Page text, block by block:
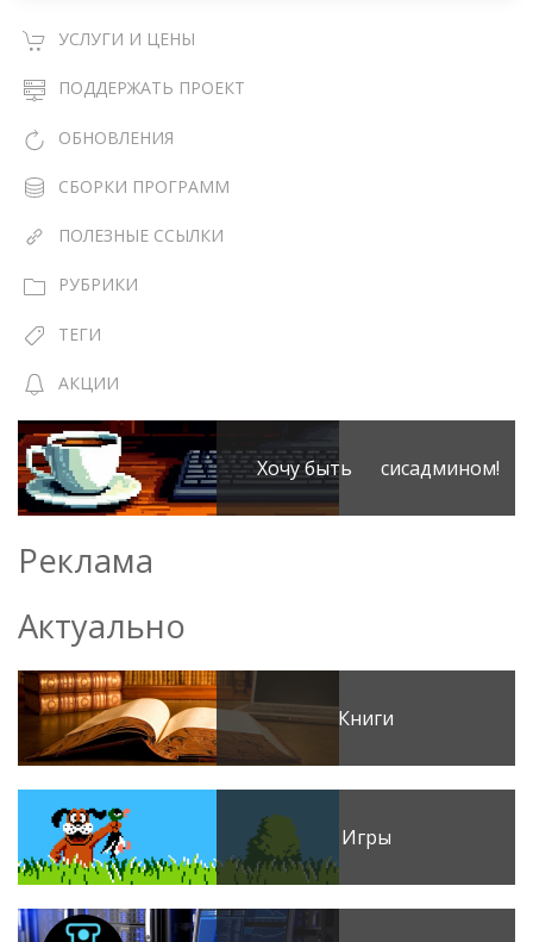
УСЛУГИ И ЦЕНЫ
ПОДДЕРЖАТЬ ПРОЕКТ
ОБНОВЛЕНИЯ
СБОРКИ ПРОГРАММ
ПОЛЕЗНЫЕ ССЫЛКИ
РУБРИКИ
ТЕГИ
АКЦИИ
Хочу быть сисадмином!
Реклама
Актуально
Книги
Игры